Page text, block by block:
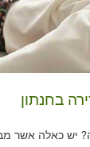
בחנתון
יש כאלה אשר